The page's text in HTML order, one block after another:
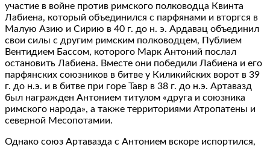
участие в войне против римского полководца Квинта
Лабиена, который объединился с парфянами и вторгся в
Малую Азию и Сирию в 40 г. до н. э. Ардавац объединил
свои силы с другим римским полководцем, Публием
Вентидием Бассом, которого Марк Антоний послал
остановить Лабиена. Вместе они победили Лабиена и его
парфянских союзников в битве у Киликийских ворот в 39
г. до н.э. и в битве при горе Тавр в 38 г. до н.э. Артавазд
был награжден Антонием титулом «друга и союзника
римского народа», а также территориями Атропатены и
северной Месопотамии.
Однако союз Артавазда с Антонием вскоре испортился,